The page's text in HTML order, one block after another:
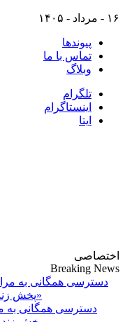
۱۶ - مرداد - ۱۴۰۵
پیوندها
تماس با ما
وبلاگ
تلگرام
اینستاگرام
ایتا
اختصاصی
Breaking News
دسترسی همگانی به